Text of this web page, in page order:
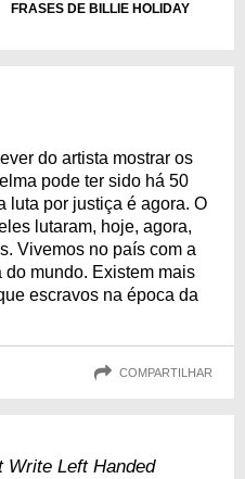
FRASES DE BILLIE HOLIDAY
do artista mostrar os
pode ter sido há 50
luta por justiça é agora. O
lutaram, hoje, agora,
Vivemos no país com a
mundo. Existem mais
escravos na época da
COMPARTILHAR
Write Left Handed